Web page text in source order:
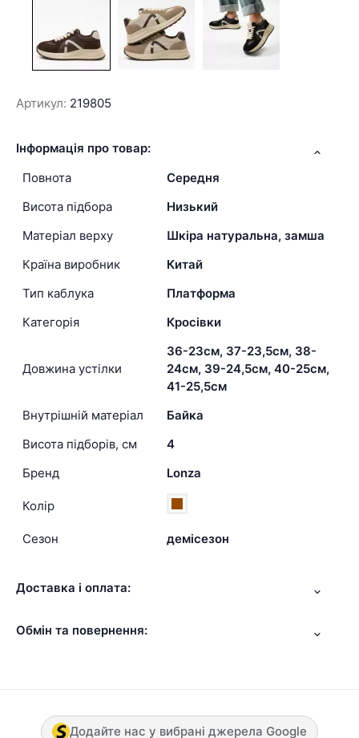
Артикул: 219805
Інформація про товар:
Повнота
Середня
Висота підбора
Низький
Матеріал верху
Шкіра натуральна, замша
Країна виробник
Китай
Тип каблука
Платформа
Категорія
Кросівки
Довжина устілки
36-23см, 37-23,5см, 38-
24см, 39-24,5см, 40-25см,
41-25,5см
Внутрішній матеріал
Байка
Висота підборів, см
4
Бренд
Lonza
Колір
Сезон демісезон
Доставка і оплата:
Обмін та повернення:
Додайте нас у вибрані джерела Google